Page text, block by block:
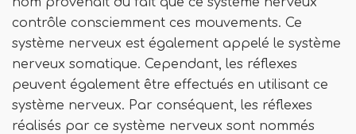
contrôle consciemment ces mouvements. Ce
système nerveux est également appelé le système
nerveux somatique. Cependant, les réflexes
peuvent également être effectués en utilisant ce
système nerveux. Par conséquent, les réflexes
réalisés par ce système nerveux sont nommés